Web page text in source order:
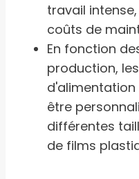
travail
coûts de
En fonction
production,
être
différentes
de films